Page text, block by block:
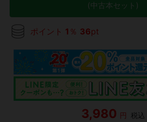
(中古本セット)
ポイント 1 ％ 36pt
3,980 円 税込